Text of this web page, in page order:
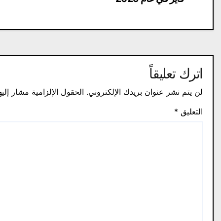
المقالات
اترك تعليقاً
لن يتم نشر عنوان بريدك الإلكتروني. الحقول الإلزامية مشار
التعليق *